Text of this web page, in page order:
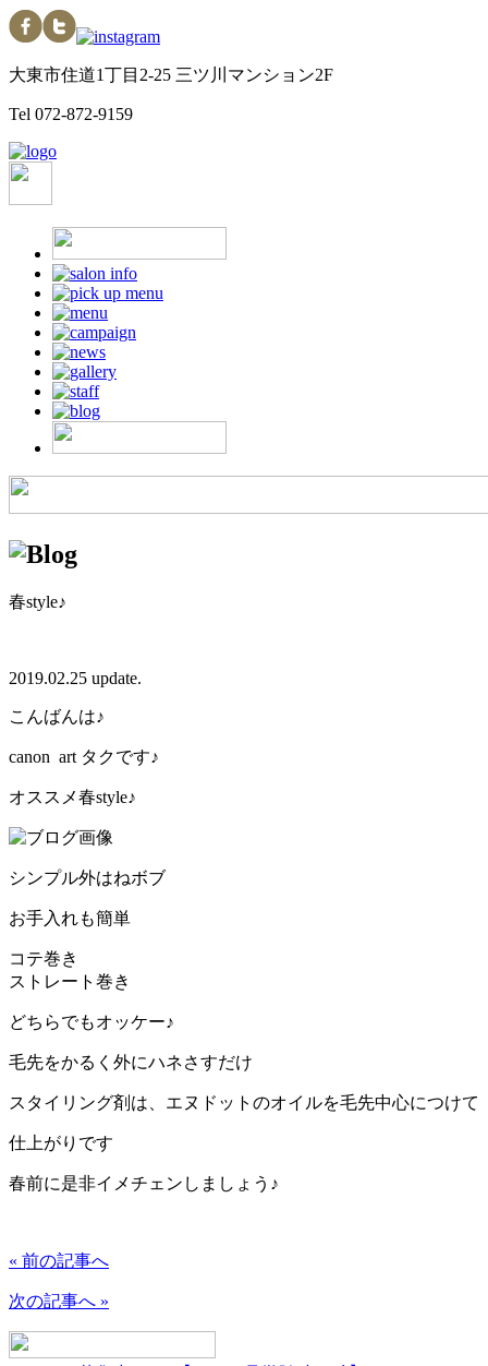
大東市住道1丁目2-25 三ツ川マンション2F
Tel 072-872-9159
春style♪
2019.02.25 update.
こんばんは♪
canon art タクです♪
オススメ春style♪
シンプル外はねボブ
お手入れも簡単
コテ巻き
ストレート巻き
どちらでもオッケー♪
毛先をかるく外にハネさすだけ
スタイリング剤は、エヌドットのオイルを毛先中心につけて
仕上がりです
春前に是非イメチェンしましょう♪
« 前の記事へ
次の記事へ »